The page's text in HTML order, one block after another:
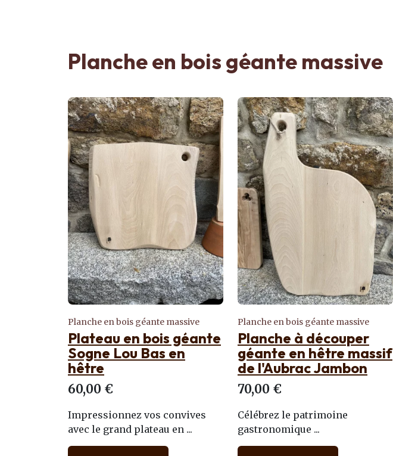
Planche en bois géante massive
Planche en bois géante massive
Plateau en bois géante
Sogne Lou Bas en
hêtre
60,00 €
Impressionnez vos convives
avec le grand plateau en ...
Planche en bois géante massive
Planche à découper
géante en hêtre massif
de l'Aubrac Jambon
70,00 €
Célébrez le patrimoine
gastronomique ...